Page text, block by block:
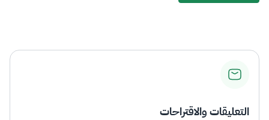
التعليقات والاقتراحات